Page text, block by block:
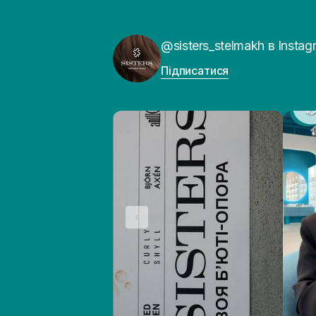
@sisters_stelmakh в
Підписатися